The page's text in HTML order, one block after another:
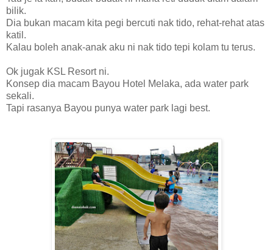
bilik.
Dia bukan macam kita pegi bercuti nak tido, rehat-rehat atas
katil.
Kalau boleh anak-anak aku ni nak tido tepi kolam tu terus.
Ok jugak KSL Resort ni.
Konsep dia macam Bayou Hotel Melaka, ada water park
sekali.
Tapi rasanya Bayou punya water park lagi best.